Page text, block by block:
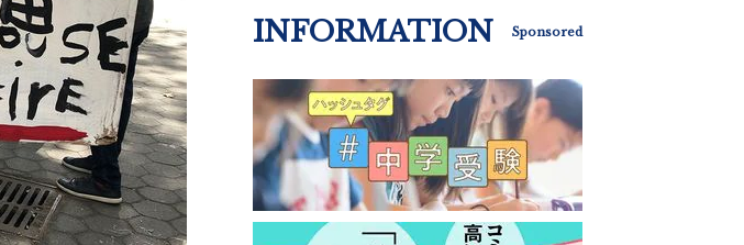
INFORMATION Sponsored